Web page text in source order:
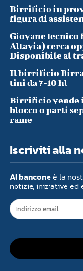
Birrificio in
figura di
Giovane
Altavia) cerca
Disponibile al
Il birrificio
tini da 7-10 hl
Birrificio vende
blocco o parti
rame
Iscriviti alla
Al banconeè la
notizie, iniziative ed